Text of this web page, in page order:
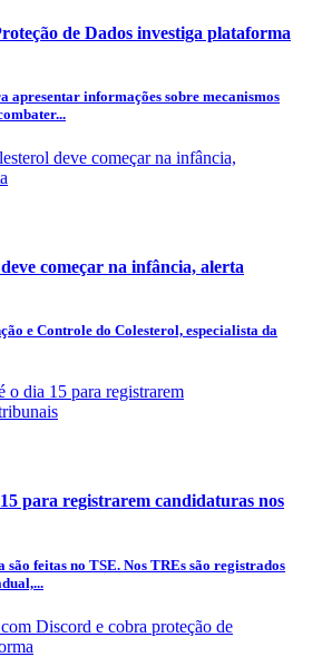
de Dados investiga plataforma
apresentar informações sobre mecanismos
começar na infância, alerta
e Controle do Colesterol, especialista da
para registrarem candidaturas nos
feitas no TSE. Nos TREs são registrados